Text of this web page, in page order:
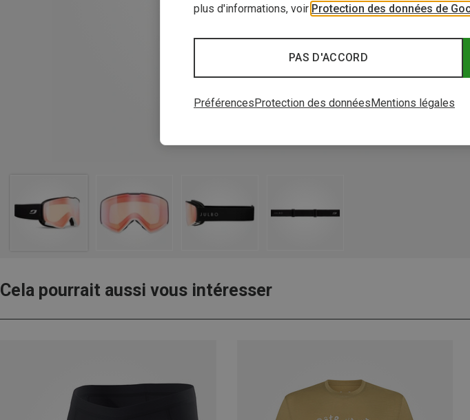
Cela pourrait aussi vous intéresser
plus d'informations, voir Protection des données de
PAS D'ACCORD
PréférencesProtection des donnéesMentions légales